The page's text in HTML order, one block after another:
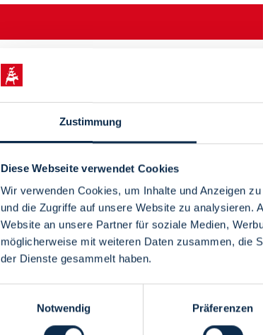
Zustimmung
Diese Webseite verwendet Cookies
Wir verwenden Cookies, um Inhalte und Anzeigen
und die Zugriffe auf unsere Website zu analysieren.
Website an unsere Partner für soziale Medien,
möglicherweise mit weiteren Daten zusammen, die
der Dienste gesammelt haben.
Notwendig
Präferenzen